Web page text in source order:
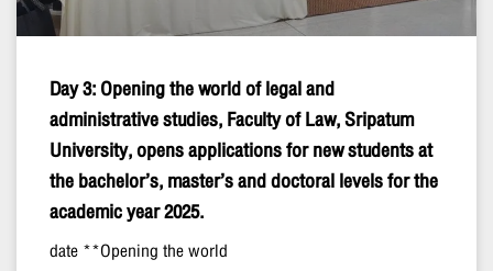
Day 3: Opening the world of legal and
administrative studies, Faculty of Law, Sripatum
University, opens applications for new students at
the bachelor’s, master’s and doctoral levels for the
academic year 2025.
date **Opening the world